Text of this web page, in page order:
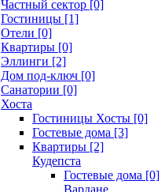
Частный сектор [0]
Гостиницы [1]
Отели [0]
Квартиры [0]
Эллинги [2]
Дом под-ключ [0]
Санатории [0]
Хоста
Гостиницы Хосты [0]
Гостевые дома [3]
Квартиры [2]
Кудепста
Гостевые дома [0]
Вардане